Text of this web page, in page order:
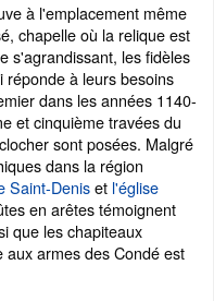
à l'emplacement même
chapelle où la relique est
s'agrandissant, les fidèles
réponde à leurs besoins
dans les années 1140-
et cinquième travées du
sont posées. Malgré
dans la région
Saint-Deniset l'église
en arêtes témoignent
que les chapiteaux
armes des Condé est